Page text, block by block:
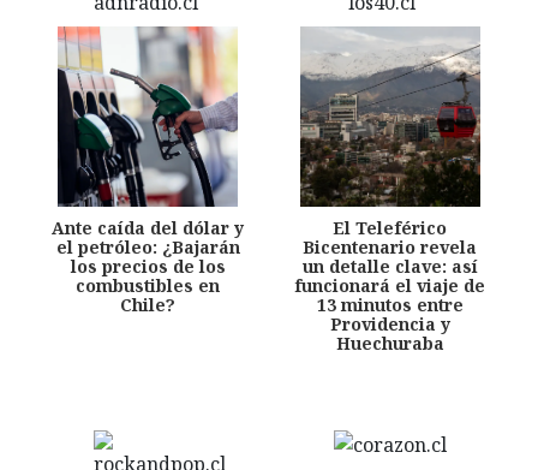
Ante caída del dólar y
el petróleo: ¿Bajarán
los precios de los
combustibles en
Chile?
El Teleférico
Bicentenario revela
un detalle clave: así
funcionará el viaje de
13 minutos entre
Providencia y
Huechuraba